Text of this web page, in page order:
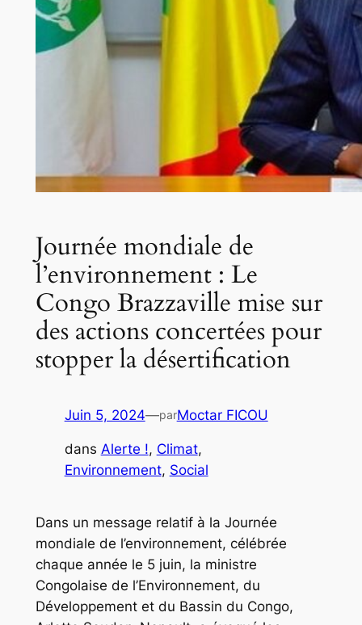
Journée mondiale de
l’environnement : Le
Congo Brazzaville mise sur
des actions concertées pour
stopper la désertification
Juin 5, 2024—parMoctar FICOU
dans Alerte !, Climat
Environnement, Social
Dans un message relatif à la Journée
mondiale de l’environnement, célébrée
chaque année le 5 juin, la ministre
Congolaise de l’Environnement, du
Développement et du Bassin du Congo,